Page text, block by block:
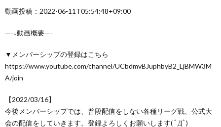
動画投稿：2022-06-11T05:54:48+09:00
—-↓動画概要—-
▼メンバーシップの登録はこちら
https://www.youtube.com/channel/UCbdmvBJuphbyB2_LjBMW3M
A/join
【2022/03/16】
今後メンバーシップでは、普段配信をしない各種リーグ戦、公式大
会の配信をしていきます。登録よろしくお願いします( ﾟДﾟ)